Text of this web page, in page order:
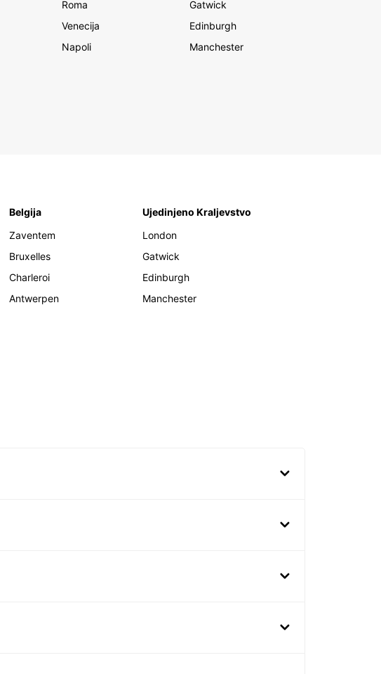
Roma
Venecija
Napoli
Gatwick
Edinburgh
Manchester
Belgija
Zaventem
Bruxelles
Charleroi
Antwerpen
Ujedinjeno Kraljevstvo
London
Gatwick
Edinburgh
Manchester